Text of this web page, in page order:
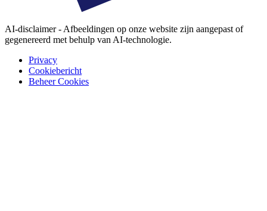
AI-disclaimer - Afbeeldingen op onze website zijn aangepast of
gegenereerd met behulp van AI-technologie.
Privacy
Cookiebericht
Beheer Cookies